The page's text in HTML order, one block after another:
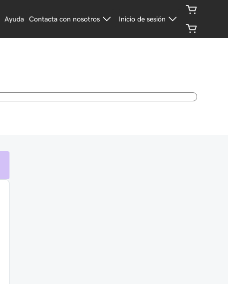
Ayuda Contacta con nosotros Inicio de sesión